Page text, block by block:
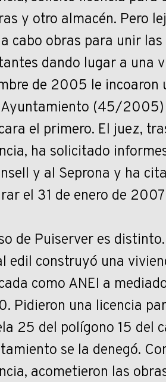
y otro almacén. Pero
cabo obras para unir
dando lugar a una
de 2005 le incoaron
Ayuntamiento (45/2005)
el primero. El juez,
ha solicitado
y al Seprona y ha
el 31 de enero de
de Puiserver es
edil construyó una
como ANEI a
Pidieron una licencia
25 del polígono 15 del
se la denegó.
acometieron las